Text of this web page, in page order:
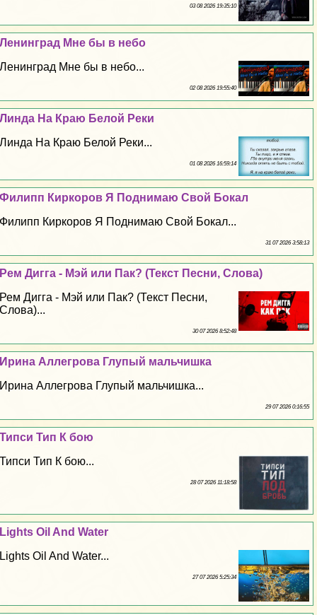
03 08 2026 19:35:10
Ленинград Мне бы в небо
Ленинград Мне бы в небо...
02 08 2026 19:55:40
Линда На Краю Белой Реки
Линда На Краю Белой Реки...
01 08 2026 16:59:14
Филипп Киркоров Я Поднимаю Свой Бокал
Филипп Киркоров Я Поднимаю Свой Бокал...
31 07 2026 3:58:13
Рем Дигга - Мэй или Пак? (Текст Песни, Слова)
Рем Дигга - Мэй или Пак? (Текст Песни,
Слова)...
30 07 2026 8:52:48
Ирина Аллегрова Глупый мальчишка
Ирина Аллегрова Глупый мальчишка...
29 07 2026 0:16:55
Типси Тип К бою
Типси Тип К бою...
28 07 2026 11:18:58
Lights Oil And Water
Lights Oil And Water...
27 07 2026 5:25:34